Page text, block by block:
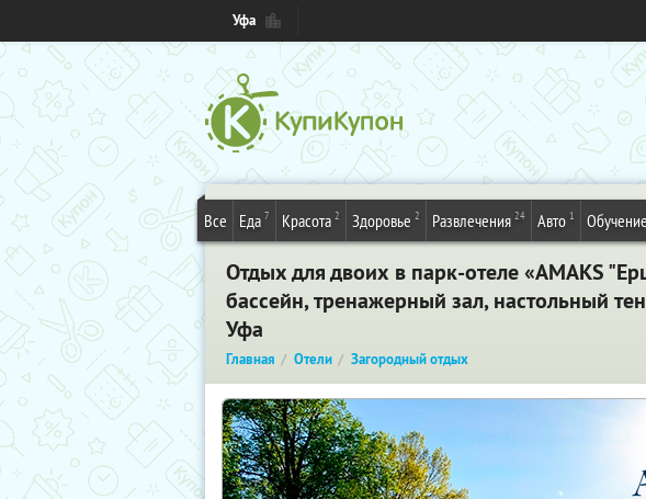
Уфа
Все Еда 7 Красота 2 Здоровье 2 Развлечения 24 Авто 1 Обучение
Отдых для двоих в парк-отеле «AMAKS
бассейн, тренажерный зал, настольный
Уфа
Главная Отели Загородный отдых